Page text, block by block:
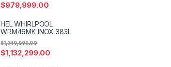
$979,999.00
HEL WHIRLPOOL
WRM46MK INOX 383L
$1,132,299.00
$1,349,999.00